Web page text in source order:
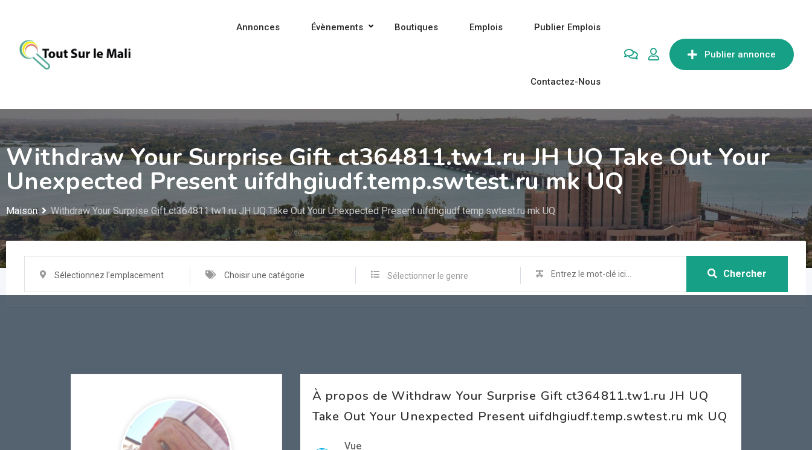
contenu
Publier annonce
Annonces Évènements Boutiques Emplois Publier Emplois
Contactez-Nous
Withdraw Your Surprise Gift ct364811.tw1.ru JH UQ Take Out Your
Unexpected Present uifdhgiudf.temp.swtest.ru mk UQ
Maison Withdraw Your Surprise Gift ct364811.tw1.ru JH UQ Take Out Your Unexpected Present uifdhgiudf.temp.swtest.ru mk UQ
Sélectionnez l'emplacement Choisir une catégorie Sélectionner le genre Chercher
À propos de Withdraw Your Surprise Gift ct364811.tw1.ru JH UQ
Take Out Your Unexpected Present uifdhgiudf.temp.swtest.ru mk UQ
Vue